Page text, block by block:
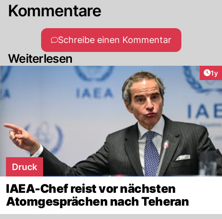
Kommentare
Schreibe einen Kommentar
Weiterlesen
1y
Druck
IAEA-Chef reist vor nächsten
Atomgesprächen nach Teheran